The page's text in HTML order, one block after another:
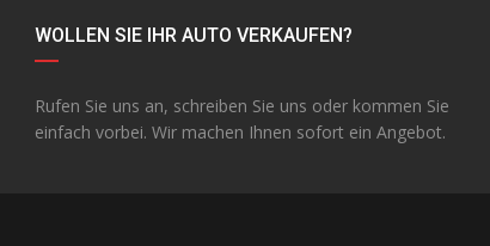
WOLLEN SIE IHR AUTO VERKAUFEN?
Rufen Sie uns an, schreiben Sie uns oder kommen Sie
einfach vorbei. Wir machen Ihnen sofort ein Angebot.